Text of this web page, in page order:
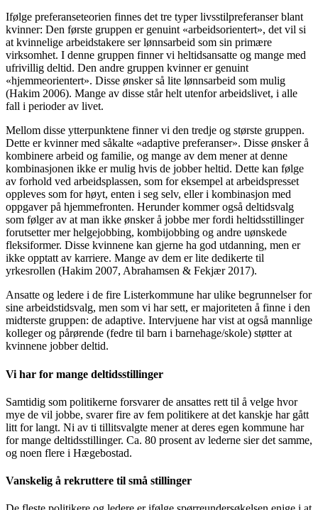
Ifølge preferanseteorien finnes det tre typer livsstilpreferanser blant
kvinner: Den første gruppen er genuint «arbeidsorientert», det vil si
at kvinnelige arbeidstakere ser lønnsarbeid som sin primære
virksomhet. I denne gruppen finner vi heltidsansatte og mange med
ufrivillig deltid. Den andre gruppen kvinner er genuint
«hjemmeorientert». Disse ønsker så lite lønnsarbeid som mulig
(Hakim 2006). Mange av disse står helt utenfor arbeidslivet, i alle
fall i perioder av livet.
Mellom disse ytterpunktene finner vi den tredje og største gruppen.
Dette er kvinner med såkalte «adaptive preferanser». Disse ønsker å
kombinere arbeid og familie, og mange av dem mener at denne
kombinasjonen ikke er mulig hvis de jobber heltid. Dette kan følge
av forhold ved arbeidsplassen, som for eksempel at arbeidspresset
oppleves som for høyt, enten i seg selv, eller i kombinasjon med
oppgaver på hjemmefronten. Herunder kommer også deltidsvalg
som følger av at man ikke ønsker å jobbe mer fordi heltidsstillinger
forutsetter mer helgejobbing, kombijobbing og andre uønskede
fleksiformer. Disse kvinnene kan gjerne ha god utdanning, men er
ikke opptatt av karriere. Mange av dem er lite dedikerte til
yrkesrollen (Hakim 2007, Abrahamsen & Fekjær 2017).
Ansatte og ledere i de fire Listerkommune har ulike begrunnelser for
sine arbeidstidsvalg, men som vi har sett, er majoriteten å finne i den
midterste gruppen: de adaptive. Intervjuene har vist at også mannlige
kolleger og pårørende (fedre til barn i barnehage/skole) støtter at
kvinnene jobber deltid.
Vi har for mange deltidsstillinger
Samtidig som politikerne forsvarer de ansattes rett til å velge hvor
mye de vil jobbe, svarer fire av fem politikere at det kanskje har gått
litt for langt. Ni av ti tillitsvalgte mener at deres egen kommune har
for mange deltidsstillinger. Ca. 80 prosent av lederne sier det samme,
og noen flere i Hægebostad.
Vanskelig å rekruttere til små stillinger